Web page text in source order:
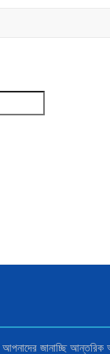
জানাচ্ছি আন্তরিক